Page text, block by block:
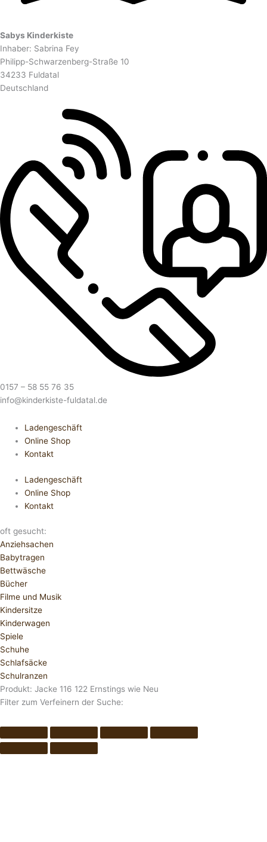
Sabys Kinderkiste
Inhaber: Sabrina Fey
Philipp-Schwarzenberg-Straße 10
34233 Fuldatal
Deutschland
0157 – 58 55 76 35
info@kinderkiste-fuldatal.de
Ladengeschäft
Online Shop
Kontakt
Ladengeschäft
Online Shop
Kontakt
oft gesucht:
Anziehsachen
Babytragen
Bettwäsche
Bücher
Filme und Musik
Kindersitze
Kinderwagen
Spiele
Schuhe
Schlafsäcke
Schulranzen
Produkt: Jacke 116 122 Ernstings wie Neu
Filter zum Verfeinern der Suche: